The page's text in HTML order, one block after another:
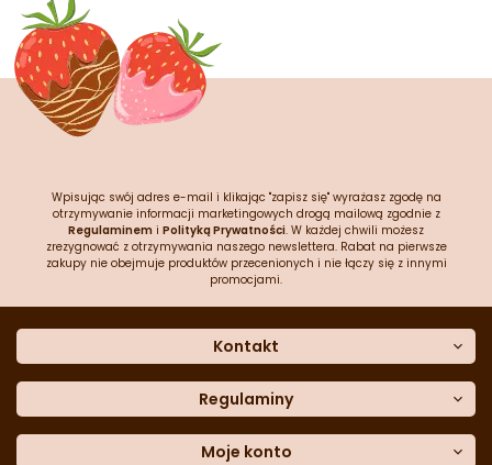
Wpisując swój adres e-mail i klikając "zapisz się" wyrażasz zgodę na
otrzymywanie informacji marketingowych drogą mailową zgodnie z
Regulaminem i Polityką Prywatności. W każdej chwili możesz
zrezygnować z otrzymywania naszego newslettera. Rabat na pierwsze
zakupy nie obejmuje produktów przecenionych i nie łączy się z innymi
promocjami.
Kontakt
Dane kontaktowe
Często zadawane pytania
Sklep stacjonarny
Regulaminy
Polityka prywatności
Moje konto